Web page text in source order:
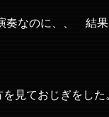
なのに、、 結
見ておじぎをした